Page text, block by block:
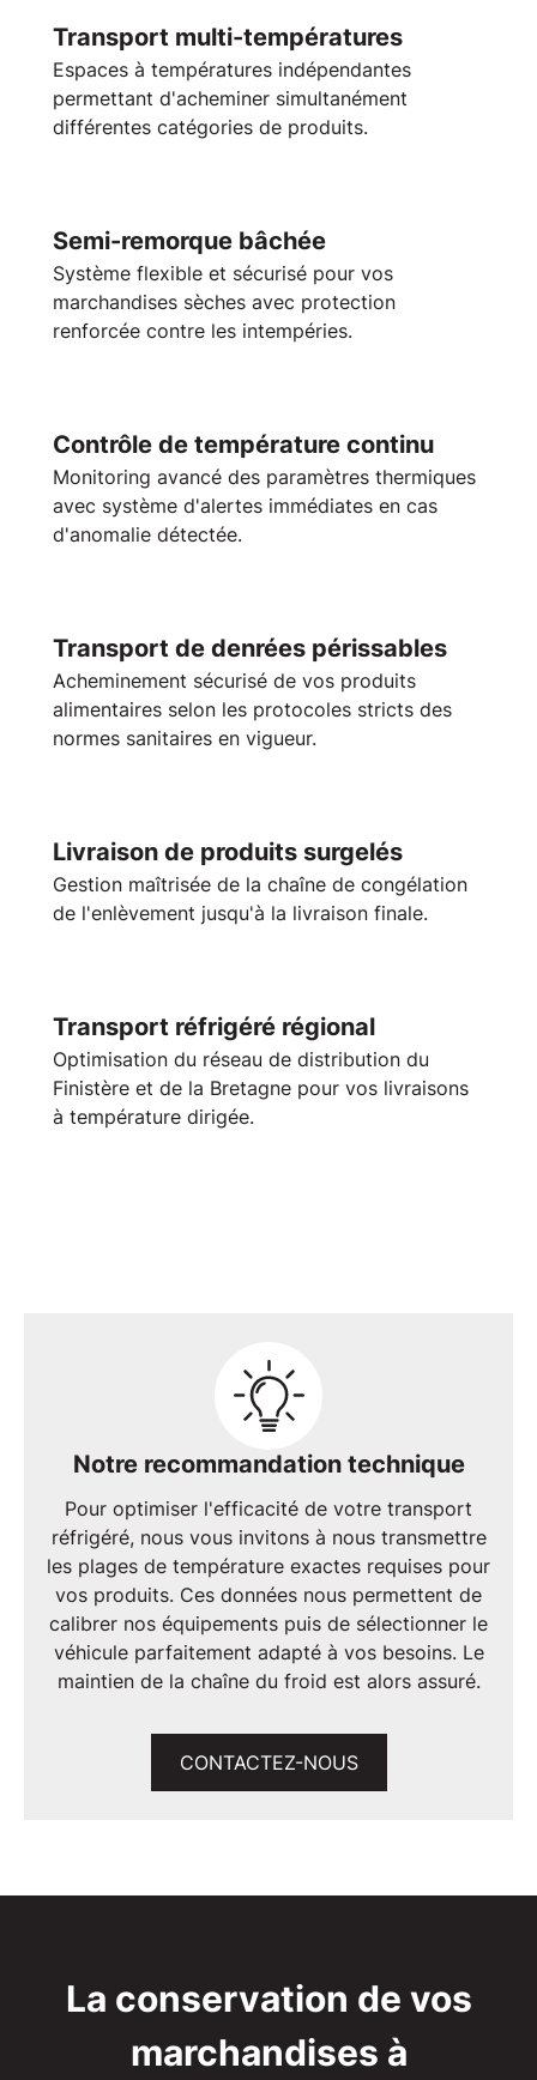
Transport multi-températures
Espaces à températures indépendantes
permettant d'acheminer simultanément
différentes catégories de produits.
Semi-remorque bâchée
Système flexible et sécurisé pour vos
marchandises sèches avec protection
renforcée contre les intempéries.
Contrôle de température continu
Monitoring avancé des paramètres thermiques
avec système d'alertes immédiates en cas
d'anomalie détectée.
Transport de denrées périssables
Acheminement sécurisé de vos produits
alimentaires selon les protocoles stricts des
normes sanitaires en vigueur.
Livraison de produits surgelés
Gestion maîtrisée de la chaîne de congélation
de l'enlèvement jusqu'à la livraison finale.
Transport réfrigéré régional
Optimisation du réseau de distribution du
Finistère et de la Bretagne pour vos livraisons
à température dirigée.
Notre recommandation technique
Pour optimiser l'efficacité de votre transport
réfrigéré, nous vous invitons à nous transmettre
les plages de température exactes requises pour
vos produits. Ces données nous permettent de
calibrer nos équipements puis de sélectionner le
véhicule parfaitement adapté à vos besoins. Le
maintien de la chaîne du froid est alors assuré.
CONTACTEZ-NOUS
La conservation de vos
marchandises à